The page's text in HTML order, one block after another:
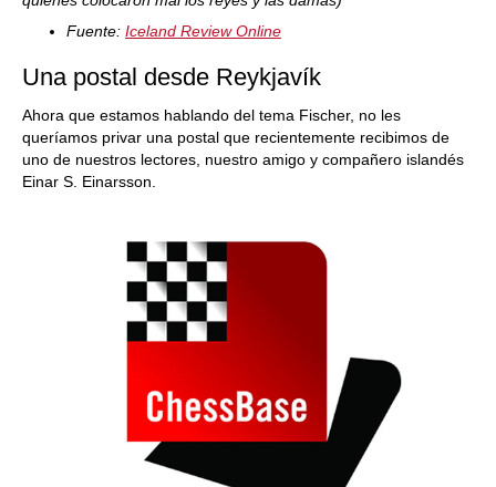
Fuente: Iceland Review Online
Una postal desde Reykjavík
Ahora que estamos hablando del tema Fischer, no les
queríamos privar una postal que recientemente recibimos de
uno de nuestros lectores, nuestro amigo y compañero islandés
Einar S. Einarsson.